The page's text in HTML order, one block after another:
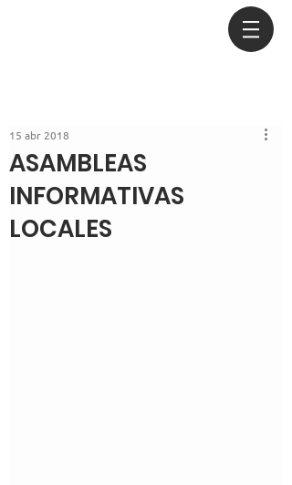
ASAMBLEAS
INFORMATIVAS
LOCALES
15 abr 2018